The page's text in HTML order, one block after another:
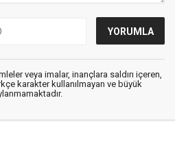
veya imalar, inançlara saldırı içeren,
karakter kullanılmayan ve büyük